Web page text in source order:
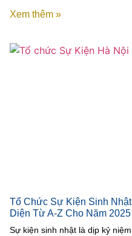
Xem thêm »
Tổ Chức Sự Kiện Sinh
Diện Từ A-Z Cho Năm 2025
Sự kiện sinh nhật là dịp kỷ